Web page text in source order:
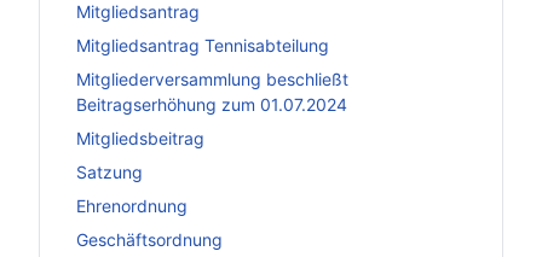
Mitgliedsantrag
Mitgliedsantrag Tennisabteilung
Mitgliederversammlung beschließt
Beitragserhöhung zum 01.07.2024
Mitgliedsbeitrag
Satzung
Ehrenordnung
Geschäftsordnung